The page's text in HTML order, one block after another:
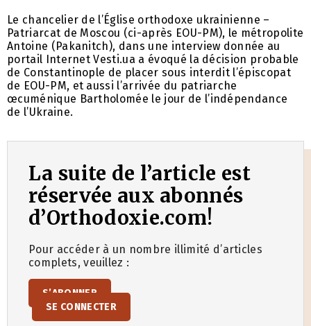
Le chancelier de l’Église orthodoxe ukrainienne –
Patriarcat de Moscou (ci-après EOU-PM), le métropolite
Antoine (Pakanitch), dans une interview donnée au
portail Internet Vesti.ua a évoqué la décision probable
de Constantinople de placer sous interdit l’épiscopat
de EOU-PM, et aussi l’arrivée du patriarche
œcuménique Bartholomée le jour de l’indépendance
de l’Ukraine.
La suite de l’article est
réservée aux abonnés
d’Orthodoxie.com!
Pour accéder à un nombre illimité d’articles
complets, veuillez :
S’ABONNER
SE CONNECTER